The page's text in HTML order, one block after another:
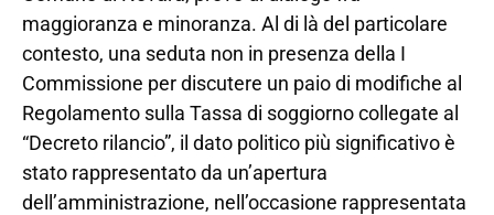
maggioranza e minoranza. Al di là del particolare
contesto, una seduta non in presenza della I
Commissione per discutere un paio di modifiche al
Regolamento sulla Tassa di soggiorno collegate al
“Decreto rilancio”, il dato politico più significativo è
stato rappresentato da un’apertura
dell’amministrazione, nell’occasione rappresentata